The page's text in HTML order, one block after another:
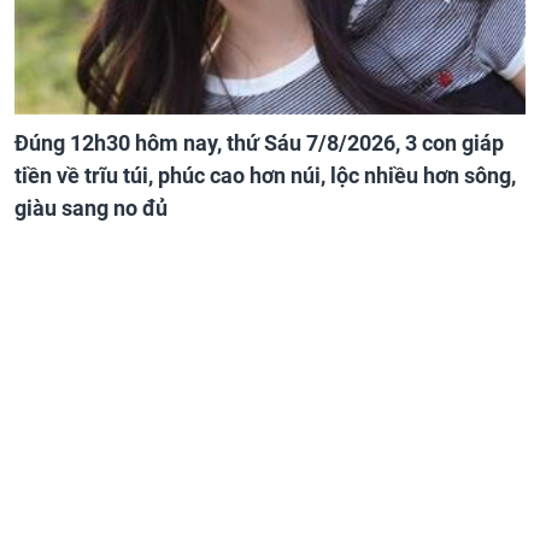
Đúng 12h30 hôm nay, thứ Sáu 7/8/2026, 3 con giáp
tiền về trĩu túi, phúc cao hơn núi, lộc nhiều hơn sông,
giàu sang no đủ